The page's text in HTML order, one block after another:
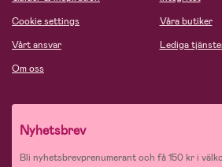
Cookie settings
Vårt ansvar
Om oss
Våra butiker
Lediga
Nyhetsbrev
Bli nyhetsbrevprenumerant och få 150 kr i